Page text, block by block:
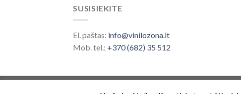
SUSISIEKITE
El. paštas: info@vinilozona.lt
Mob. tel.: +370 (682) 35 512